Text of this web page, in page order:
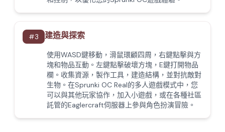
#3 建造與探索
使用WASD鍵移動，滑鼠環顧四周，右鍵點擊與方
塊和物品互動。左鍵點擊破壞方塊，E鍵打開物品
欄。收集資源，製作工具，建造結構，並對抗敵對
生物。在Sprunki OC Real的多人遊戲模式中，您
可以與其他玩家協作，加入小遊戲，或在各種社區
託管的Eaglercraft伺服器上參與角色扮演冒險。